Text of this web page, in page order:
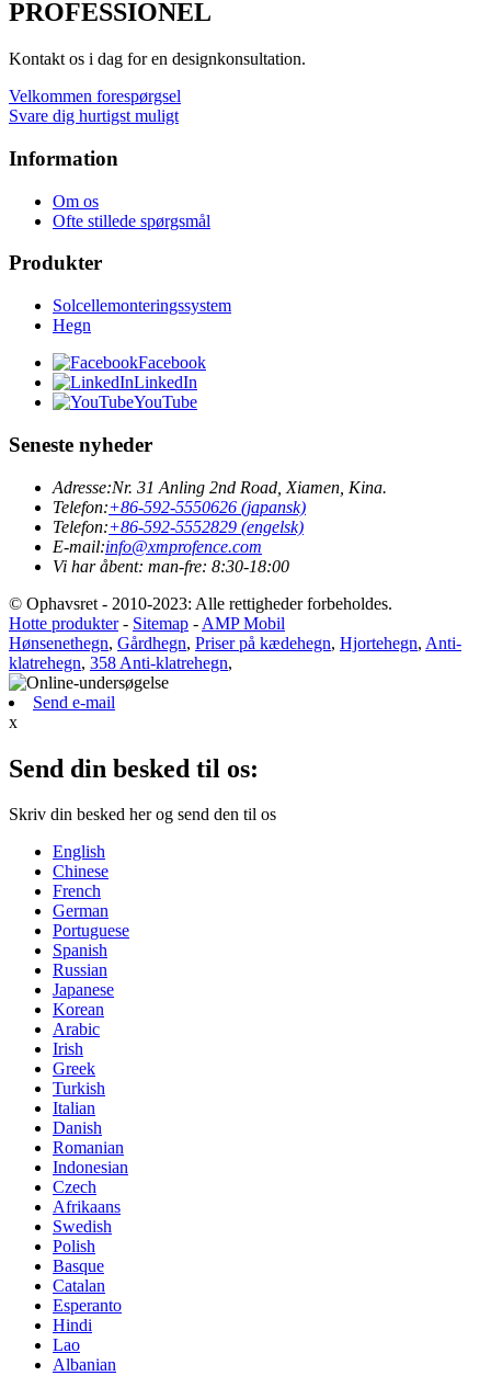
PROFESSIONEL
Kontakt os i dag for en designkonsultation.
Velkommen forespørgsel
Svare dig hurtigst muligt
Information
Om os
Ofte stillede spørgsmål
Produkter
Solcellemonteringssystem
Hegn
Facebook
LinkedIn
YouTube
Seneste nyheder
Adresse:Nr. 31 Anling 2nd Road, Xiamen, Kina.
Telefon:+86-592-5550626 (japansk)
Telefon:+86-592-5552829 (engelsk)
E-mail:info@xmprofence.com
Vi har åbent: man-fre: 8:30-18:00
© Ophavsret - 2010-2023: Alle rettigheder forbeholdes.
Hotte produkter- Sitemap - AMP Mobil
Hønsenethegn, Gårdhegn, Priser på kædehegn, Hjortehegn, Anti-
klatrehegn, 358 Anti-klatrehegn,
Send e-mail
x
Send din besked til os:
Skriv din besked her og send den til os
English
Chinese
French
German
Portuguese
Spanish
Russian
Japanese
Korean
Arabic
Irish
Greek
Turkish
Italian
Danish
Romanian
Indonesian
Czech
Afrikaans
Swedish
Polish
Basque
Catalan
Esperanto
Hindi
Lao
Albanian